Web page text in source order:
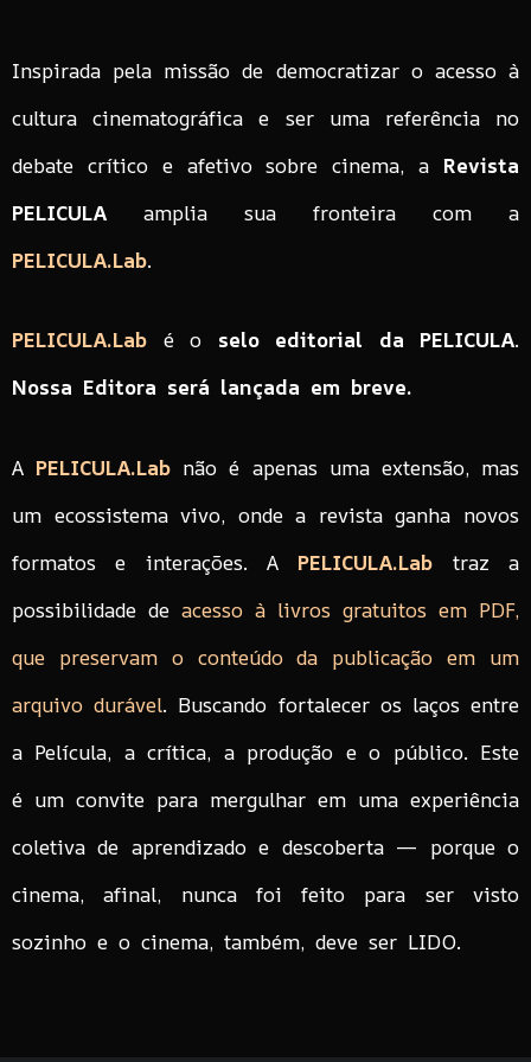
Inspirada pela missão de democratizar o acesso à
cultura cinematográfica e ser uma referência no
debate crítico e afetivo sobre cinema, a Revista
PELICULA amplia sua fronteira com a
PELICULA.Lab.
PELICULA.Lab é o selo editorial da PELICULA.
Nossa Editora será lançada em breve.
A PELICULA.Lab não é apenas uma extensão, mas
um ecossistema vivo, onde a revista ganha novos
formatos e interações. APELICULA.Lab
traz a
possibilidade de acesso à livros gratuitos em PDF,
que preservam o conteúdo da publicação em um
arquivo durável. Buscando fortalecer os laços entre
a Película, a crítica, a produção e o público. Este
é um convite para mergulhar em uma experiência
coletiva de aprendizado e descoberta — porque o
cinema, afinal, nunca foi feito para ser visto
sozinho e o cinema, também, deve ser LIDO.